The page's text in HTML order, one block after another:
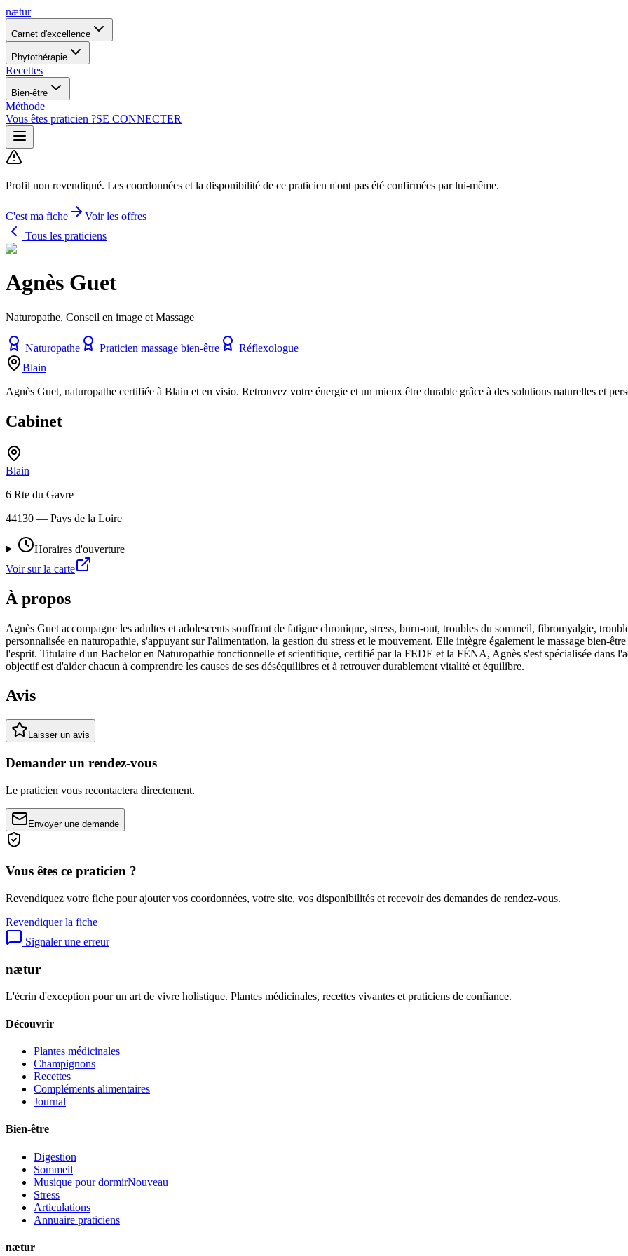
nætur
Carnet d'excellence
Phytothérapie
Recettes
Bien-être
Méthode
Vous êtes praticien ?SE CONNECTER
Profil non revendiqué. Les coordonnées et la disponibilité de ce praticien n'ont pas été confirmées par lui-même.
C'est ma fiche
Voir les offres
Tous les praticiens
Agnès Guet
Naturopathe, Conseil en image et Massage
Naturopathe Praticien massage bien-être
Réflexologue
Blain
Agnès Guet, naturopathe certifiée à Blain et en visio. Retrouvez votre énergie et un mieux être durable grâce à des solutions naturelles et
Cabinet
Blain
6 Rte du Gavre
44130 — Pays de la Loire
Horaires d'ouverture
Voir sur la carte
À propos
Agnès Guet accompagne les adultes et adolescents souffrant de fatigue chronique, stress, burn-out, troubles du sommeil, fibromyalgie,
personnalisée en naturopathie, s'appuyant sur l'alimentation, la gestion du stress et le mouvement. Elle intègre également le massage bien-
l'esprit. Titulaire d'un Bachelor en Naturopathie fonctionnelle et scientifique, certifié par la FEDE et la FÉNA, Agnès s'est spécialisée dans
objectif est d'aider chacun à comprendre les causes de ses déséquilibres et à retrouver durablement vitalité et équilibre.
Avis
Laisser un avis
Demander un rendez-vous
Le praticien vous recontactera directement.
Envoyer une demande
Vous êtes ce praticien ?
Revendiquez votre fiche pour ajouter vos coordonnées, votre site, vos disponibilités et recevoir des demandes de rendez-vous.
Revendiquer la fiche
Signaler une erreur
nætur
L'écrin d'exception pour un art de vivre holistique. Plantes médicinales, recettes vivantes et praticiens de confiance.
Découvrir
Plantes médicinales
Champignons
Recettes
Compléments alimentaires
Journal
Bien-être
Digestion
Sommeil
Musique pour dormirNouveau
Stress
Articulations
Annuaire praticiens
nætur